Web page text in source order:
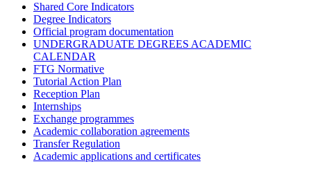
Shared Core Indicators
Degree Indicators
Official program documentation
UNDERGRADUATE DEGREES ACADEMIC
CALENDAR
FTG Normative
Tutorial Action Plan
Reception Plan
Internships
Exchange programmes
Academic collaboration agreements
Transfer Regulation
Academic applications and certificates